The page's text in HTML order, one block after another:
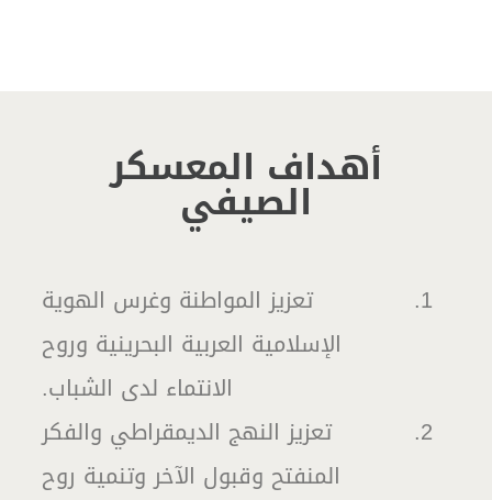
أهداف المعسكر
الصيفي
تعزيز المواطنة وغرس الهوية
الإسلامية العربية البحرينية وروح
الانتماء لدى الشباب.
تعزيز النهج الديمقراطي والفكر
المنفتح وقبول الآخر وتنمية روح